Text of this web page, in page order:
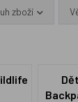
zboží